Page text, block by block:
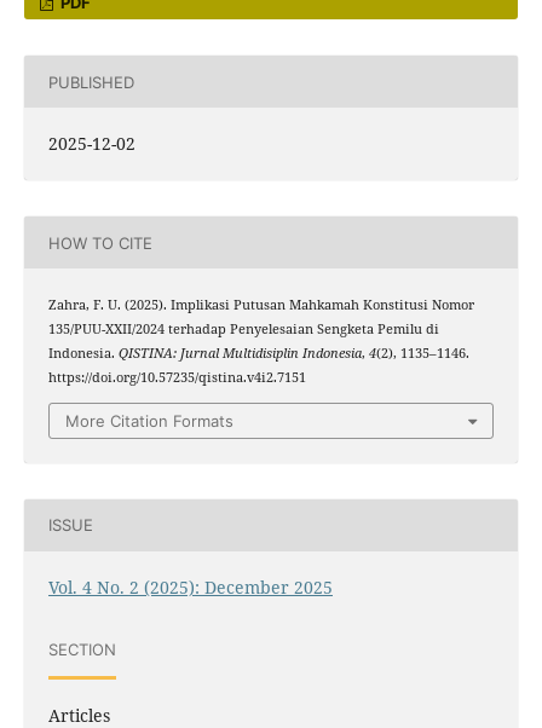
PUBLISHED
2025-12-02
HOW TO CITE
Zahra, F. U. (2025). Implikasi Putusan Mahkamah Konstitusi Nomor
135/PUU-XXII/2024 terhadap Penyelesaian Sengketa Pemilu di
Indonesia. QISTINA: Jurnal Multidisiplin Indonesia, 4(2), 1135–1146.
https://doi.org/10.57235/qistina.v4i2.7151
More Citation Formats
ISSUE
Vol. 4 No. 2 (2025): December 2025
SECTION
Articles